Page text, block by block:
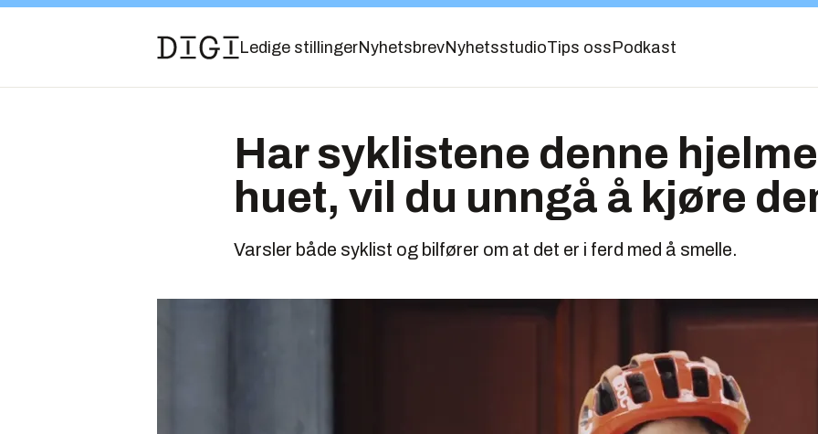
Ledige stillingerNyhetsbrevNyhetsstudioTips oss Podkast
Har syklistene denne
huet, vil du unngå å kjøre
Varsler både syklist og bilfører om at det er i ferd med å smelle.